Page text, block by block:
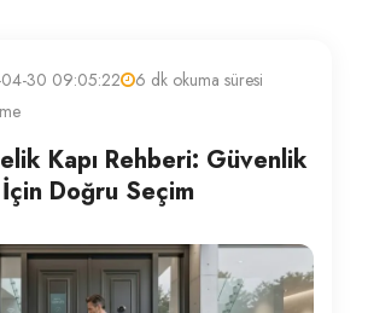
30 09:05:22
6 dk okuma süresi
Kapı Rehberi: Güvenlik
Doğru Seçim